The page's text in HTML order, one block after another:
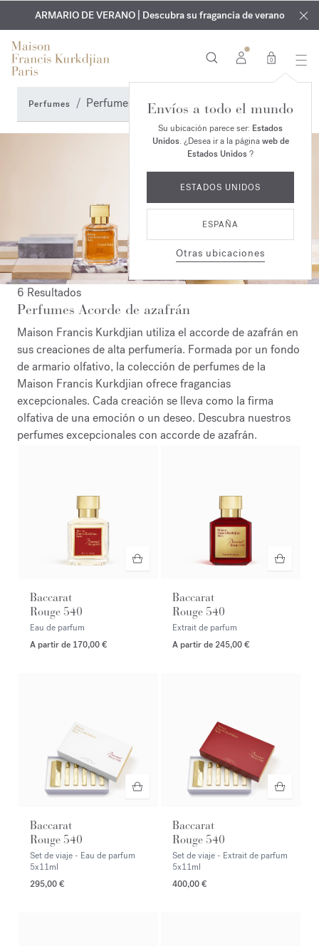
EXCLUSIVO | Descubra la nueva fragancia OUD
velvet mood
en su pedido*
GRABADO GRATUITO | En todas las fragancias y aceites
corporales hasta el 9 de agosto
ARMARIO DE VERANO | Descubra su fragancia de verano
0
Envíos a todo el mundo
Su ubicación parece ser: Estados
Unidos. ¿Desea ir a la páginaweb de
Estados Unidos?
ESTADOS UNIDOS
ESPAÑA
Otras ubicaciones
Perfumes Perfumes Acorde de azafrán
6 Resultados
Perfumes Acorde de azafrán
Maison Francis Kurkdjian utiliza el accorde de azafrán en
sus creaciones de alta perfumería. Formada por un fondo
de armario olfativo, la colección de perfumes de la
Maison Francis Kurkdjian ofrece fragancias
excepcionales. Cada creación se lleva como la firma
olfativa de una emoción o un deseo. Descubra nuestros
perfumes excepcionales con accorde de azafrán.
Baccarat
Rouge 540
Eau de parfum
A partir de 170,00 €
Baccarat
Rouge 540
Extrait de parfum
A partir de 245,00 €
Baccarat
Rouge 540
Set de viaje - Eau de parfum
5x11ml
295,00 €
Baccarat
Rouge 540
Set de viaje - Extrait de parfum
5x11ml
400,00 €